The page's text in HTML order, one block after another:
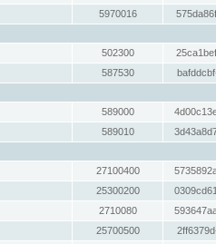
5970016
502300
587530
589000
589010
27100400
25300200
2710080
25700500